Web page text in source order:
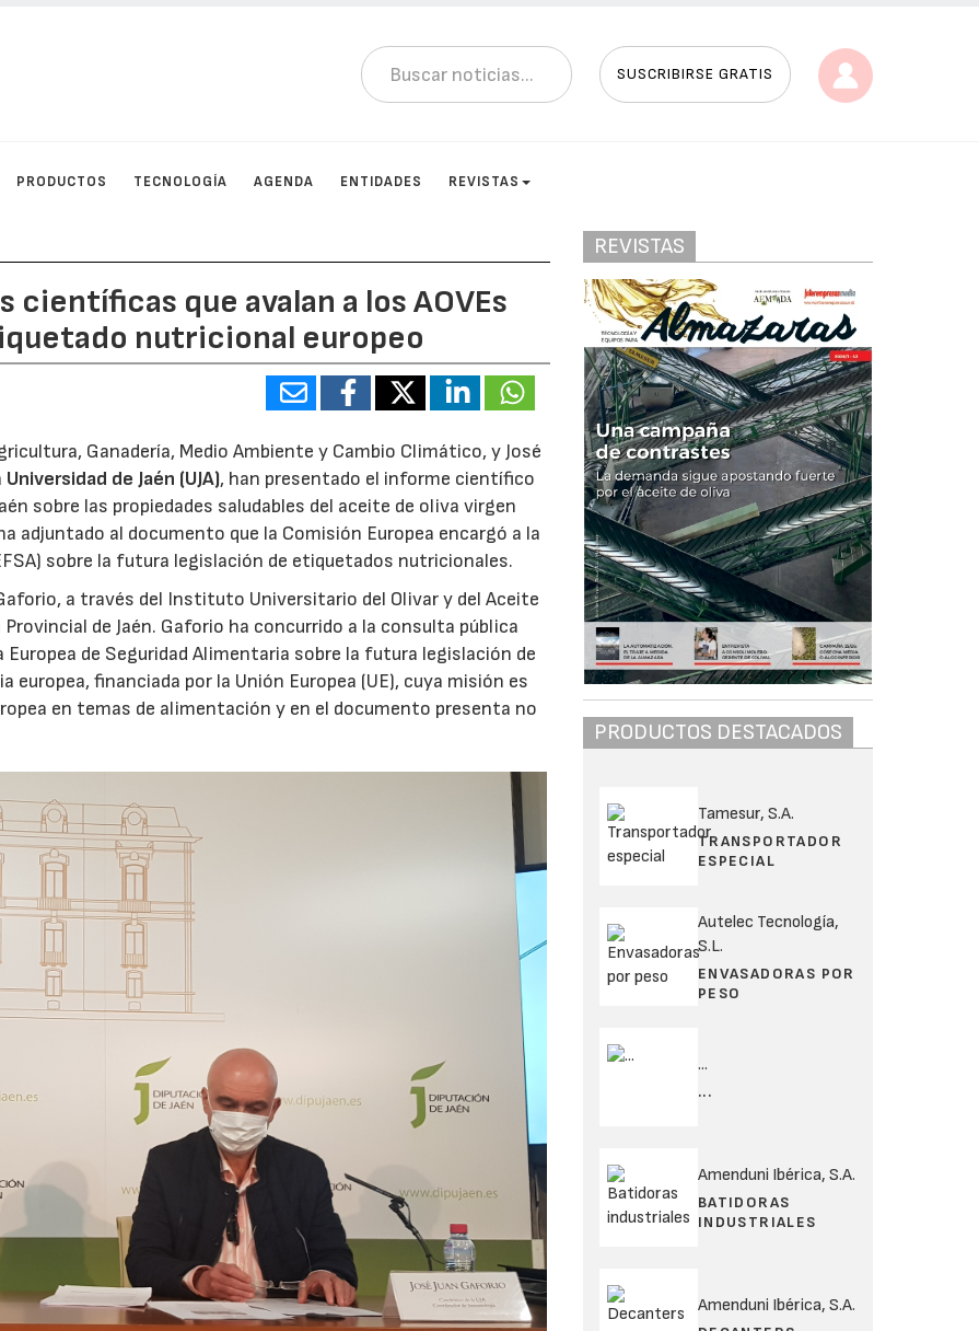
SUSCRIBIRSE GRATIS
PRODUCTOS TECNOLOGÍA AGENDA ENTIDADES REVISTAS
científicas que avalan a los AOVEs
nutricional europeo
Ganadería, Medio Ambiente y Cambio Climático, y José
Universidad de Jaén (UJA), han presentado el informe científico
sobre las propiedades saludables del aceite de oliva virgen
adjuntado al documento que la Comisión Europea encargó a la
sobre la futura legislación de etiquetados nutricionales.
a través del Instituto Universitario del Olivar y del Aceite
de Jaén. Gaforio ha concurrido a la consulta pública
Europea de Seguridad Alimentaria sobre la futura legislación de
financiada por la Unión Europea (UE), cuya misión es
en temas de alimentación y en el documento presenta no
REVISTAS
PRODUCTOS DESTACADOS
Tamesur, S.A.
TRANSPORTADOR
ESPECIAL
Autelec Tecnología,
S.L.
ENVASADORAS POR
PESO
...
...
Amenduni Ibérica, S.A.
BATIDORAS
INDUSTRIALES
Amenduni Ibérica, S.A.